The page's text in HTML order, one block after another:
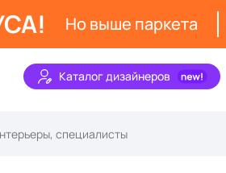
Но выше паркета
Каталог дизайнеров